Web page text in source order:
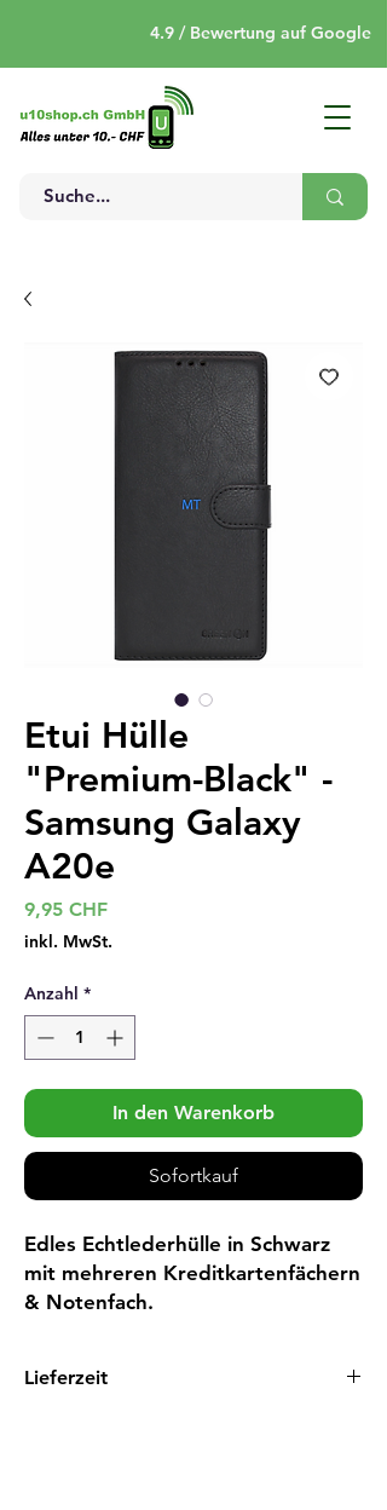
4.9 / Bewertung auf Google
Etui Hülle
"Premium-Black" -
Samsung Galaxy
A20e
9,95 CHFPreis
inkl. MwSt.
Anzahl *
In den Warenkorb
Sofortkauf
Edles Echtlederhülle in Schwarz
mit mehreren Kreditkartenfächern
& Notenfach.
Lieferzeit